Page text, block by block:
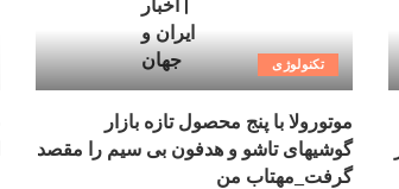
تکنولوژی
موتورولا با پنج محصول تازه بازار
گوشیهای تاشو و هدفون بی سیم را مقصد
گرفت_مهتاب من